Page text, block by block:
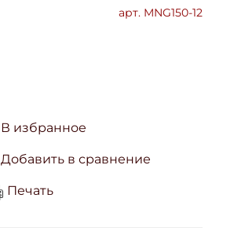
арт. MNG150-12
В избранное
Добавить в сравнение
Печать